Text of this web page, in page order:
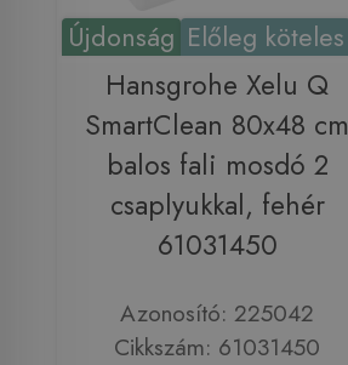
Újdonság Előleg köteles
Hansgrohe Xelu Q
SmartClean 80x48 cm
balos fali mosdó 2
csaplyukkal, fehér
61031450
Azonosító: 225042
Cikkszám: 61031450